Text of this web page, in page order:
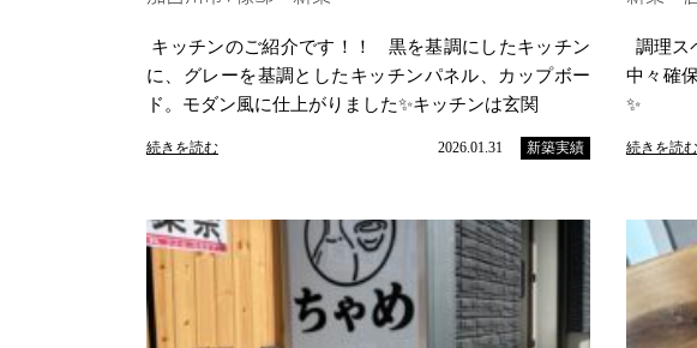
キッチンのご紹介です！！ 黒を基調にしたキッチン
に、グレーを基調としたキッチンパネル、カップボー
ド。モダン風に仕上がりました✨キッチンは玄関
続きを読む 2026.01.31 新築実績
調理ス
中々確
✨
続きを読む